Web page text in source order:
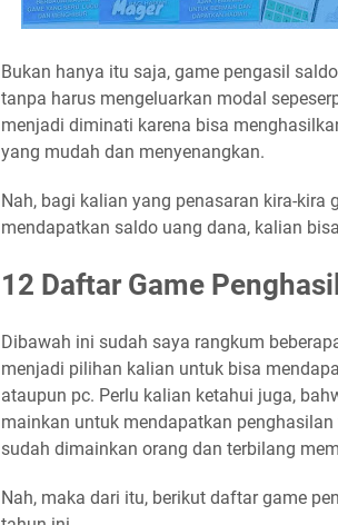
Bukan hanya itu saja, game pengasil
tanpa harus mengeluarkan modal
menjadi diminati karena bisa
yang mudah dan menyenangkan.
Nah, bagi kalian yang penasaran kira-
mendapatkan saldo uang dana, kalian
12 Daftar Game
Dibawah ini sudah saya rangkum
menjadi pilihan kalian untuk bisa
ataupun pc. Perlu kalian ketahui juga,
mainkan untuk mendapatkan
sudah dimainkan orang dan terbilang
Nah, maka dari itu, berikut daftar game